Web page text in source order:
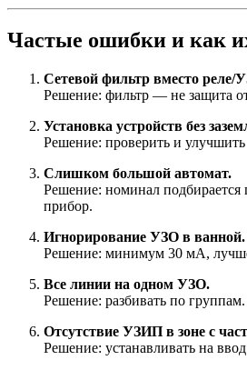
Частые ошибки и как
Сетевой фильтр вместо реле/
Решение: фильтр — не защита
Установка устройств без
Решение: проверить и улучшить
Слишком большой автомат.
Решение: номинал подбирается
прибор.
Игнорирование УЗО в ванной.
Решение: минимум 30 мА,
Все линии на одном УЗО.
Решение: разбивать по группам.
Отсутствие УЗИП в зоне с
Решение: устанавливать на